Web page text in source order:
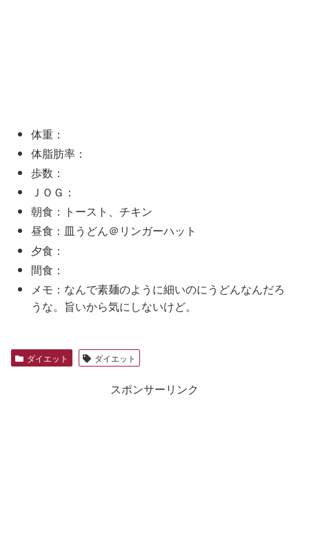
体重：
体脂肪率：
歩数：
ＪＯＧ：
朝食：トースト、チキン
昼食：皿うどん＠リンガーハット
夕食：
間食：
メモ：なんで素麺のように細いのにうどんなんだろ
うな。旨いから気にしないけど。
ダイエット ダイエット
スポンサーリンク